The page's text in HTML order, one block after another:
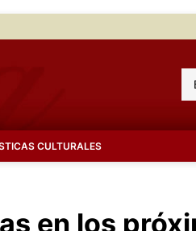
u
a
CULTURALES
en los